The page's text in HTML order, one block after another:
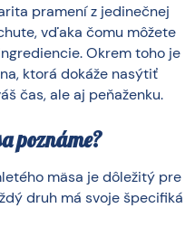
pramení z jedinečnej
vďaka čomu môžete
Okrem toho je
ktorá dokáže nasýtiť
čas, ale aj peňaženku.
poznáme?
mäsa je dôležitý pre
druh má svoje špecifiká